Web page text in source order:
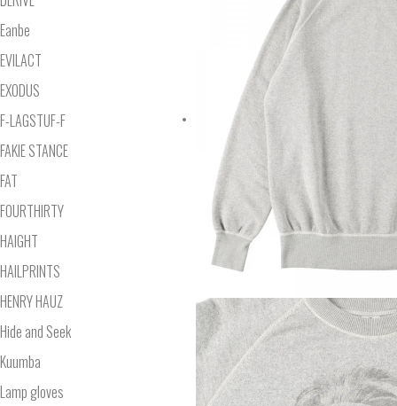
Eanbe
EVILACT
EXODUS
F-LAGSTUF-F
FAKIE STANCE
FAT
FOURTHIRTY
HAIGHT
HAILPRINTS
HENRY HAUZ
Hide and Seek
Kuumba
Lamp gloves